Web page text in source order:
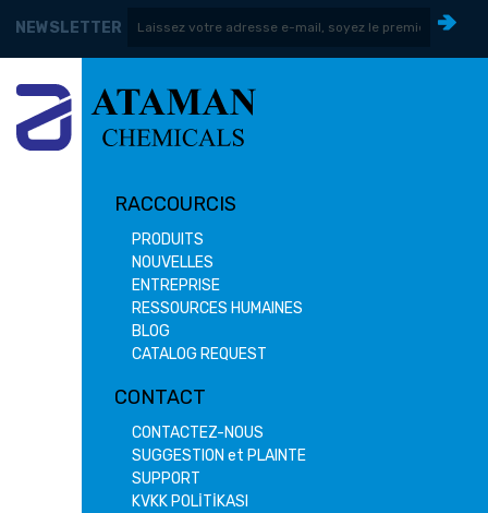
NEWSLETTER
RACCOURCIS
PRODUITS
NOUVELLES
ENTREPRISE
RESSOURCES HUMAINES
BLOG
CATALOG REQUEST
CONTACT
CONTACTEZ-NOUS
SUGGESTION et PLAINTE
SUPPORT
KVKK POLİTİKASI